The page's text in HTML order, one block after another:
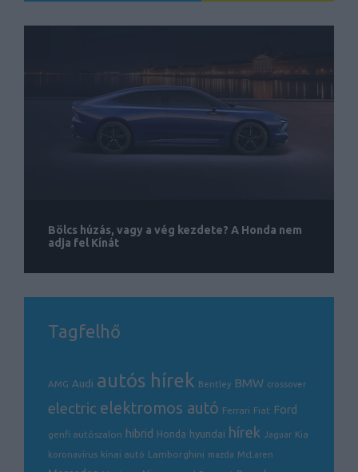
Bölcs húzás, vagy a vég kezdete? A Honda nem
adja fel Kínát
Tagfelhő
AMG Audi autós hírek Bentley BMW crossover
electric elektromos autó Ferrari Fiat Ford
genfi autószalon hibrid Honda hyundai hírek Jaguar Kia
koronavírus kínai autó Lamborghini mazda McLaren